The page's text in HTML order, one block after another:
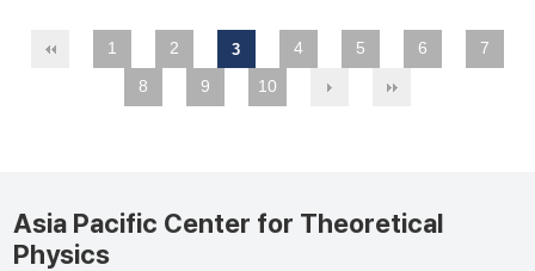
1 2 3 4 5 6
7
8
9 10
Asia Pacific Center for Theoretical
Physics